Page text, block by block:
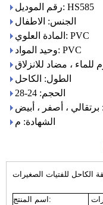
رقم الموديل: HS585
الجنس: الاطفال
المادة العلوي: PVC
وحيد المواد: PVC
للماء ، مضاد للانزلاق
الطول: الكاحل
الحجم: 24-28
الشهادة: م
الكاحل للفتيات الصغيرات
اسم المنتج: